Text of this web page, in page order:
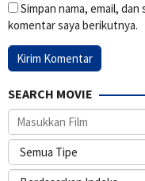
Simpan nama, email,
komentar saya berikutnya.
SEARCH MOVIE